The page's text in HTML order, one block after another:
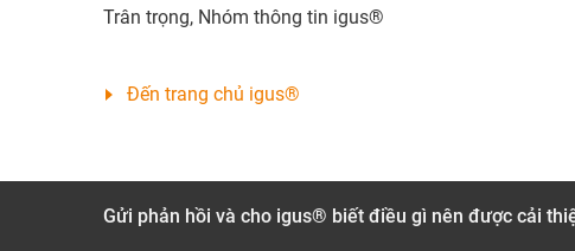
Trân trọng, Nhóm thông tin igus®
Đến trang chủ igus®
Gửi phản hồi và cho igus® biết điều gì nên được cải